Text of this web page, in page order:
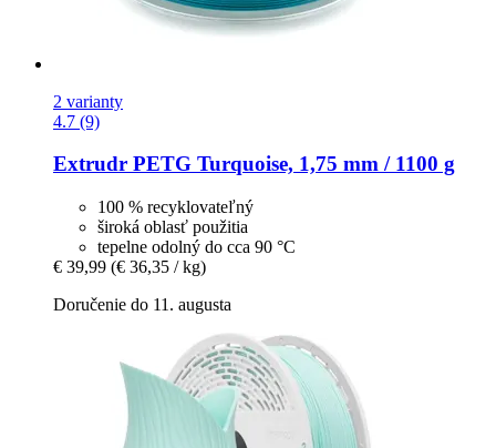
2 varianty
4.7 (9)
Extrudr PETG Turquoise, 1,75 mm / 1100 g
100 % recyklovateľný
široká oblasť použitia
tepelne odolný do cca 90 °C
€ 39,99 (€ 36,35 / kg)
Doručenie do 11. augusta